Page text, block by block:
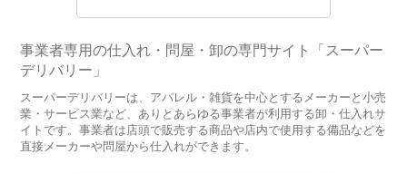
事業者専用の仕入れ・問屋・卸の専門サイト「スーパー
デリバリー」
スーパーデリバリーは、アパレル・雑貨を中心とするメーカーと小売
業・サービス業など、ありとあらゆる事業者が利用する卸・仕入れサ
イトです。事業者は店頭で販売する商品や店内で使用する備品などを
直接メーカーや問屋から仕入れができます。